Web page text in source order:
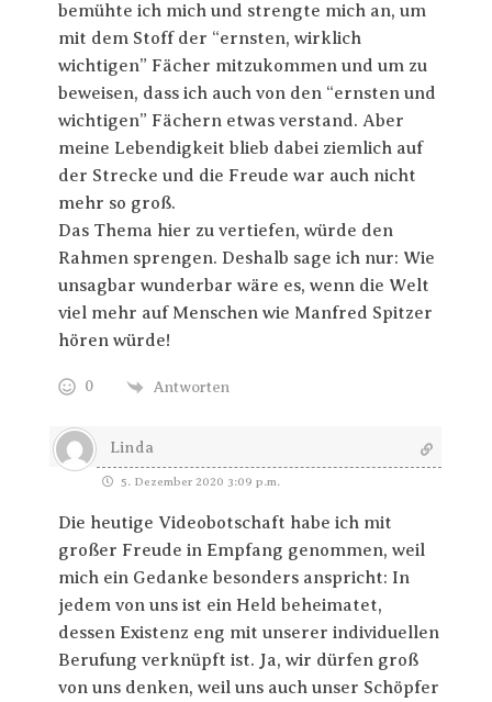
bemühte ich mich und strengte mich an, um
mit dem Stoff der “ernsten, wirklich
wichtigen” Fächer mitzukommen und um zu
beweisen, dass ich auch von den “ernsten und
wichtigen” Fächern etwas verstand. Aber
meine Lebendigkeit blieb dabei ziemlich auf
der Strecke und die Freude war auch nicht
mehr so groß.
Das Thema hier zu vertiefen, würde den
Rahmen sprengen. Deshalb sage ich nur: Wie
unsagbar wunderbar wäre es, wenn die Welt
viel mehr auf Menschen wie Manfred Spitzer
hören würde!
0 Antworten
Linda
5. Dezember 2020 3:09 p.m.
Die heutige Videobotschaft habe ich mit
großer Freude in Empfang genommen, weil
mich ein Gedanke besonders anspricht: In
jedem von uns ist ein Held beheimatet,
dessen Existenz eng mit unserer individuellen
Berufung verknüpft ist. Ja, wir dürfen groß
von uns denken, weil uns auch unser Schöpfer